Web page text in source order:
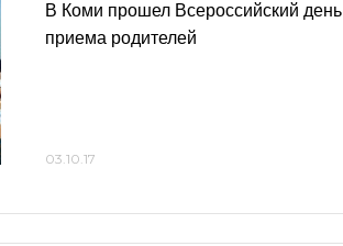
В Коми прошел Всероссийский день
приема родителей
03.10.17